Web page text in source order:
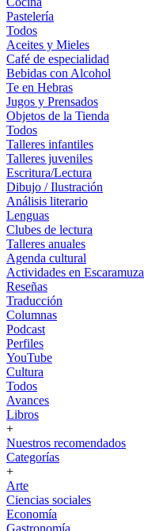
Pastelería
Todos
Aceites y Mieles
Café de especialidad
Bebidas con Alcohol
Te en Hebras
Jugos y Prensados
Objetos de la Tienda
Todos
Talleres infantiles
Talleres juveniles
Escritura/Lectura
Dibujo / Ilustración
Análisis literario
Lenguas
Clubes de lectura
Talleres anuales
Agenda cultural
Actividades en Escaramuza
Reseñas
Traducción
Columnas
Podcast
Perfiles
YouTube
Cultura
Todos
Avances
Libros
+
Nuestros recomendados
Categorías
+
Arte
Ciencias sociales
Economía
Gastronomía